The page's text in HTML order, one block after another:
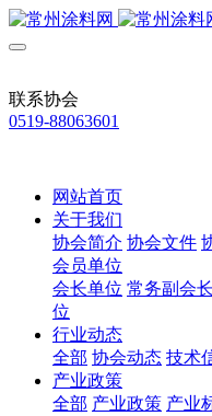
联系协会
0519-88063601
网站首页
关于我们
协会简介 协会文件
会员单位
会长单位 常务副会
位
行业动态
全部 协会动态 技术
产业政策
全部 产业政策 产业